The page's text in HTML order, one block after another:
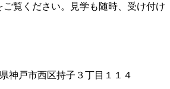
覧ください。見学も随時、受け付け
神戸市西区持子３丁目１１４